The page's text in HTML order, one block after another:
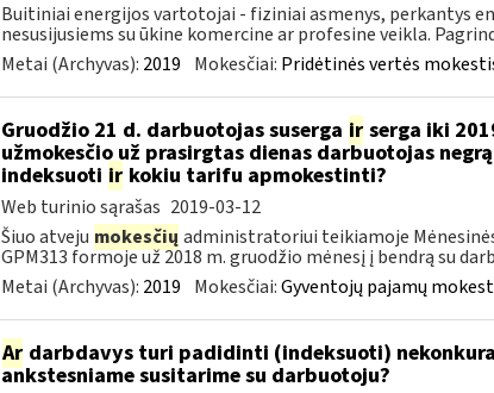
Buitiniai energijos vartotojai - fiziniai asmenys, perkantys
nesusijusiems su ūkine komercine ar profesine veikla.
Metai (Archyvas): 2019 Mokesčiai: Pridėtinės vertės
Gruodžio 21 d. darbuotojas suserga irserga iki
užmokesčio už prasirgtas dienas darbuotojas
indeksuoti irkokiu tarifu apmokestinti?
Web turinio sąrašas 2019-03-12
Šiuo atveju mokesčių administratoriui teikiamoje
GPM313 formoje už 2018 m. gruodžio mėnesį į bendrą su
Metai (Archyvas): 2019 Mokesčiai:Gyventojų pajamų
Ardarbdavys turi padidinti (indeksuoti)
ankstesniame susitarime su darbuotoju?